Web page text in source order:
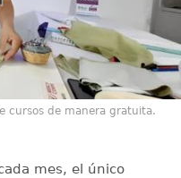
cursos de manera gratuita.
mes, el único